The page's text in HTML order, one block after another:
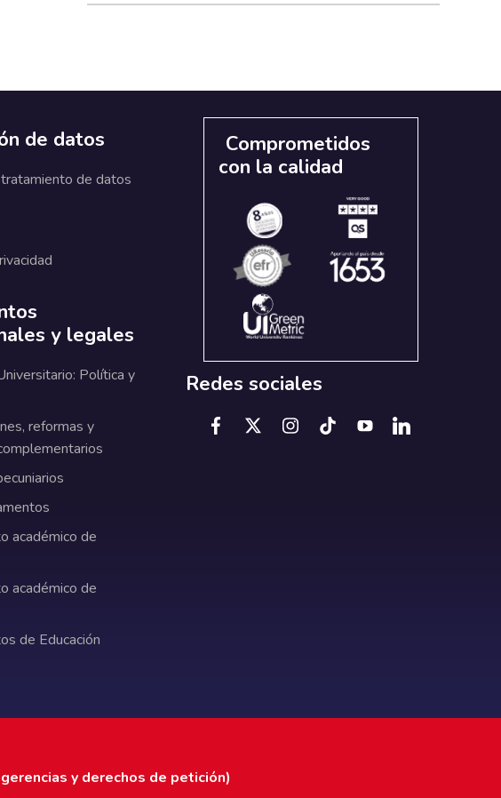
de datos
de datos
y legales
Política y
reformas y
académico de
académico de
de Educación
Comprometidos
con la calidad
Redes sociales
y derechos de petición)